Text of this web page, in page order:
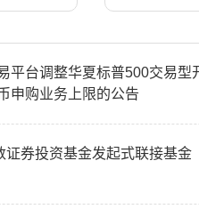
平台调整华夏标普500交易型
申购业务上限的公告
券投资基金发起式联接基金